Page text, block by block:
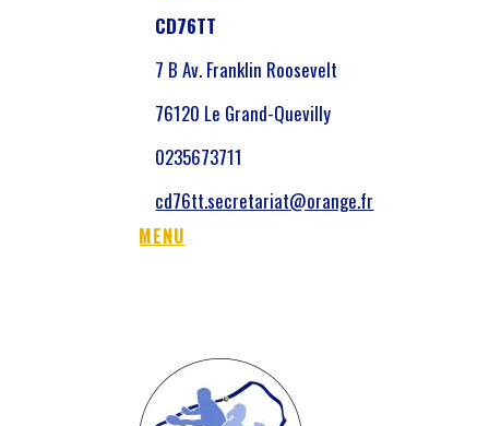
CD76TT
7 B Av. Franklin Roosevelt
76120 Le Grand-Quevilly
0235673711
cd76tt.secretariat@orange.fr
MENU